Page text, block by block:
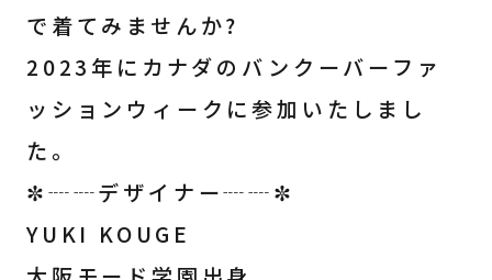
で着てみませんか?
2023年にカナダのバンクーバーファ
ッションウィークに参加いたしまし
た。
✼┈┈デザイナー┈┈✼
YUKI KOUGE